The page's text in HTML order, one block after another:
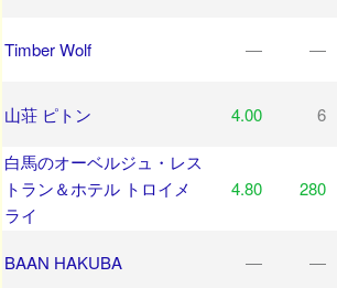
Timber Wolf ― ―
山荘 ピトン 4.00 6
白馬のオーベルジュ・レス
トラン＆ホテル トロイメ
ライ
4.80 280
BAAN HAKUBA ― ―